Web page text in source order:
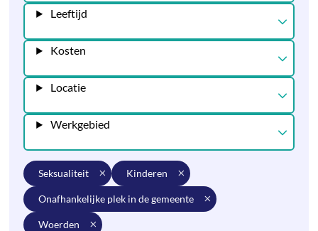
Leeftijd
Kosten
Locatie
Werkgebied
seksualiteit kinderen
onafhankelijke plek in de gemeente
woerden